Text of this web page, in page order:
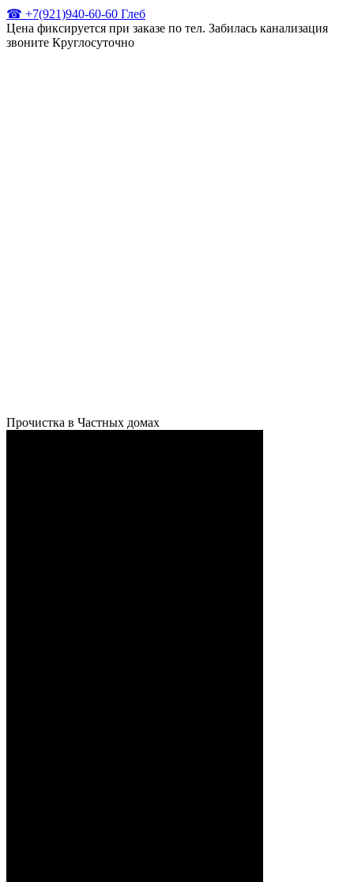
☎ +7(921)940-60-60 Глеб
Цена фиксируется при заказе по тел. Забилась канализация
звоните Круглосуточно
Прочистка в Частных домах